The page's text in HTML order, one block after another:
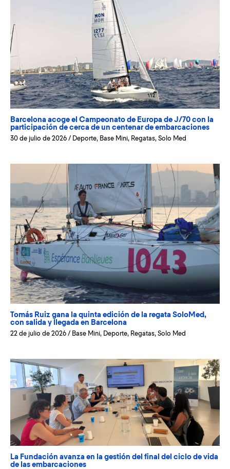
Barcelona acoge el Campeonato de Europa de J/70 con la
participación de cerca de un centenar de embarcaciones
30 de julio de 2026 / Deporte, Base Mini, Regatas, Solo Med
Tomás Ruiz gana la quinta edición de la regata SoloMed,
con salida y llegada en Barcelona
22 de julio de 2026 / Base Mini, Deporte, Regatas, Solo Med
La Fundación avanza en la gestión del final del ciclo de vida
de las embarcaciones